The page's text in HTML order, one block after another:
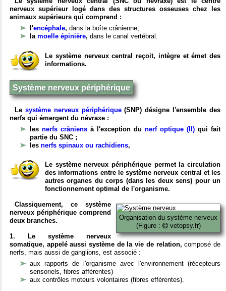
nerveux supérieur logé dans des structures osseuses chez les
animaux supérieurs qui comprend :
l'encéphale, dans la boîte crânienne,
la moelle épinière, dans le canal vertébral.
Le système nerveux central reçoit, intègre et émet des
informations.
Système nerveux périphérique
Le système nerveux périphérique(SNP) désigne l'ensemble des
nerfs qui émergent du névraxe :
les nerfs crâniens à l'exception du nerf optique (II) qui fait
partie du SNC ;
les nerfs spinaux ou rachidiens,
Le système nerveux périphérique permet la circulation
des informations entre le système nerveux central et les
autres organes du corps (dans les deux sens) pour un
fonctionnement optimal de l'organisme.
Organisation du système nerveux
(Figure :
vetopsy.fr)
Classiquement, ce système
nerveux périphérique comprend
deux branches.
1. Le système nerveux
somatique, appelé aussi système de la vie de relation, composé de
nerfs, mais aussi de ganglions, est associé :
aux rapports de l'organisme avec l'environnement (récepteurs
sensoriels, fibres afférentes)
aux contrôles moteurs volontaires (fibres efférentes).